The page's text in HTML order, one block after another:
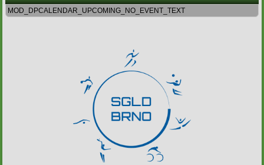
MOD_DPCALENDAR_UPCOMING_NO_EVENT_TEXT